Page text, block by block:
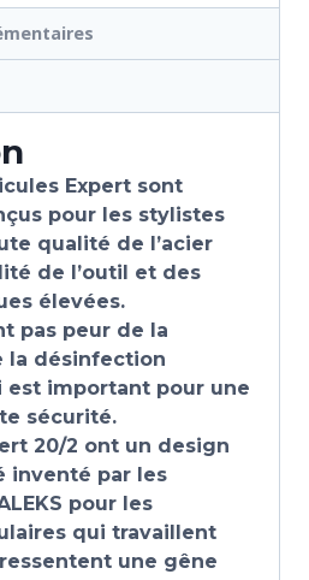
Expert sont
pour les stylistes
qualité de l’acier
de l’outil et des
élevées.
pas peur de la
la désinfection
est important pour une
sécurité.
20/2 ont un design
inventé par les
pour les
qui travaillent
une gêne